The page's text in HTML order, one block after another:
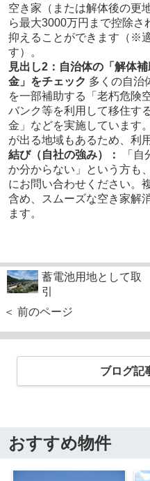
空き家（または解体後の更
ら最大3000万円まで控除さ
抑えることができます（※
す）。
見出し2：自治体の「解体
金」をチェック 多くの自治
を一部補助する「老朽危険
バンク等を利用して移住す
金」などを実施しています
が出る地域もあるため、利
結び（自社の強み）：
「自
か分からない」という方も
にお問い合わせください。
含め、スムーズな空き家解
ます。
蓄電池用地として取
引
＜ 前のページ
ブログ記
おすすめ物件